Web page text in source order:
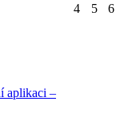
4 5 6
aplikaci –